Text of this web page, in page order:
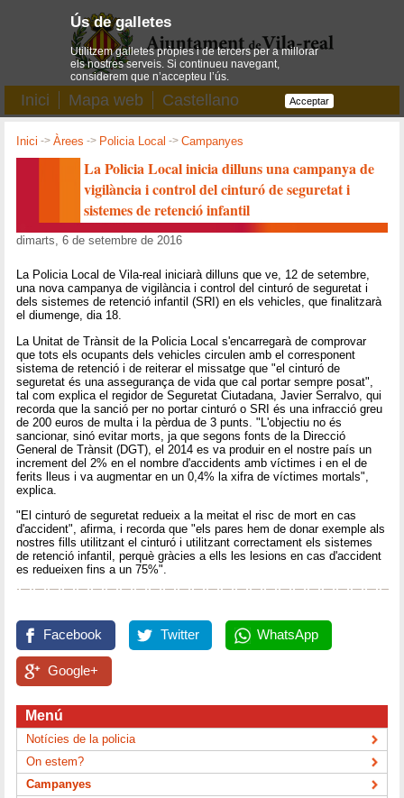
Inici Mapa web Castellano
Inici ->Àrees -> Policia Local ->Campanyes
La Policia Local inicia dilluns una campanya de
vigilància i control del cinturó de seguretat i
sistemes de retenció infantil
dimarts, 6 de setembre de 2016
La Policia Local de Vila-real iniciarà dilluns que ve, 12 de setembre,
una nova campanya de vigilància i control del cinturó de seguretat i
dels sistemes de retenció infantil (SRI) en els vehicles, que finalitzarà
el diumenge, dia 18.
La Unitat de Trànsit de la Policia Local s'encarregarà de comprovar
que tots els ocupants dels vehicles circulen amb el corresponent
sistema de retenció i de reiterar el missatge que "el cinturó de
seguretat és una assegurança de vida que cal portar sempre posat",
tal com explica el regidor de Seguretat Ciutadana, Javier Serralvo, qui
recorda que la sanció per no portar cinturó o SRI és una infracció greu
de 200 euros de multa i la pèrdua de 3 punts. "L'objectiu no és
sancionar, sinó evitar morts, ja que segons fonts de la Direcció
General de Trànsit (DGT), el 2014 es va produir en el nostre país un
increment del 2% en el nombre d'accidents amb víctimes i en el de
ferits lleus i va augmentar en un 0,4% la xifra de víctimes mortals",
explica.
"El cinturó de seguretat redueix a la meitat el risc de mort en cas
d'accident", afirma, i recorda que "els pares hem de donar exemple als
nostres fills utilitzant el cinturó i utilitzant correctament els sistemes
de retenció infantil, perquè gràcies a ells les lesions en cas d'accident
es redueixen fins a un 75%".
Facebook Twitter WhatsApp
Google+
Menú
Notícies de la policia
On estem?
Campanyes
Ús de galletes
Utilitzem galletes pròpies i de tercers per a millorar
els nostres serveis. Si continueu navegant,
considerem que n’accepteu l’ús.
Acceptar